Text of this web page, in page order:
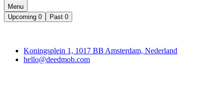
Menu
Upcoming 0 Past 0
Koningsplein 1, 1017 BB Amsterdam, Nederland
hello@deedmob.com